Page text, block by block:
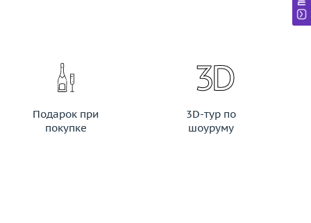
Подарок при
покупке
3D-тур по
шоуруму